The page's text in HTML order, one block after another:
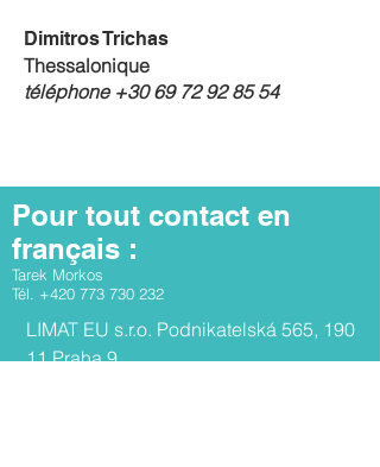
Dimitros Trichas
Thessalonique
téléphone +30 69 72 92 85 54
Pour tout contact en
français :
Tarek Morkos
Tél. +420 773 730 232
​​LIMAT EU s.r.o. Podnikatelská 565, 190
11 Praha 9